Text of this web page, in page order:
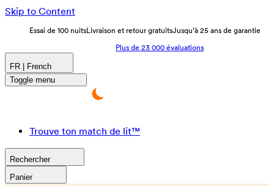
Skip to Content
Essai de 100 nuitsLivraison et retour gratuitsJusqu’à 25 ans de garantie
Plus de 23 000 évaluations
FR | French
Toggle menu
Trouve ton match de lit™
Rechercher
Panier